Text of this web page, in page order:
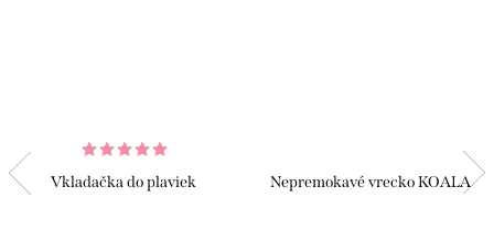
Vkladačka do plaviek Nepremokavé vrecko KOALA